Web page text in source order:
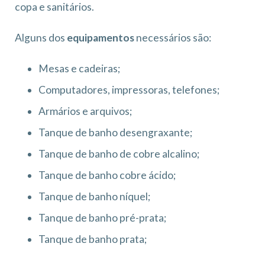
copa e sanitários.
Alguns dos equipamentosnecessários são:
Mesas e cadeiras;
Computadores, impressoras, telefones;
Armários e arquivos;
Tanque de banho desengraxante;
Tanque de banho de cobre alcalino;
Tanque de banho cobre ácido;
Tanque de banho níquel;
Tanque de banho pré-prata;
Tanque de banho prata;